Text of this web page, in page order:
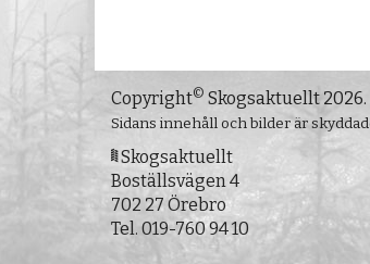
Copyright© Skogsaktuellt 2026.
Sidans innehåll och bilder är
Skogsaktuellt
Boställsvägen 4
702 27 Örebro
Tel. 019-760 94 10